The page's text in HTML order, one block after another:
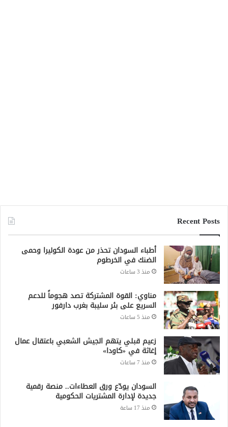
Recent Posts
أطباء السودان تحذر من عودة الكوليرا وحمى
الضنك في الخرطوم
منذ 3 ساعات
مناوي: القوة المشتركة تصد هجوماً للدعم
السريع على بئر سليبة بغرب دارفور
منذ 5 ساعات
زعيم قبلي يتهم الجيش الشعبي باعتقال عمال
إغاثة في «كاودا»
منذ 7 ساعات
السودان يودّع ورق العطاءات.. منصة رقمية
جديدة لإدارة المشتريات الحكومية
منذ 17 ساعة